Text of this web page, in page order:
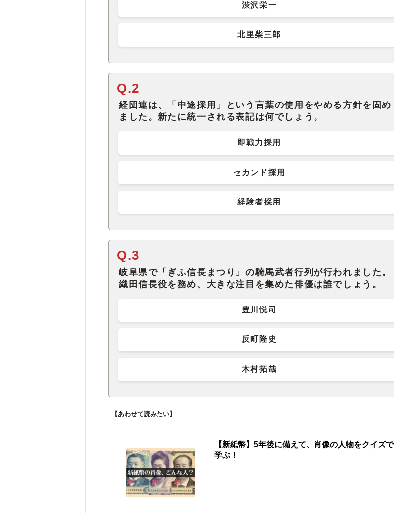
渋沢栄一
北里柴三郎
Q.2
経団連は、「中途採用」という言葉の使用をやめる方針を固め
ました。新たに統一される表記は何でしょう。
即戦力採用
セカンド採用
経験者採用
Q.3
岐阜県で「ぎふ信長まつり」の騎馬武者行列が行われました。
織田信長役を務め、大きな注目を集めた俳優は誰でしょう。
豊川悦司
反町隆史
木村拓哉
【あわせて読みたい】
【新紙幣】5年後に備えて、肖像の人物をクイズで
学ぶ！